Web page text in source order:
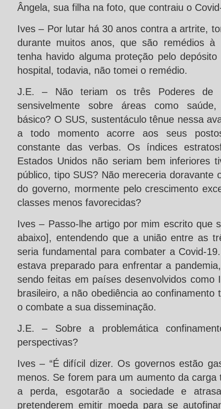
Ângela, sua filha na foto, que contraiu o
Ives – Por lutar há 30 anos contra a artrite,
durante muitos anos, que são remédios à
tenha havido alguma proteção pelo
hospital, todavia, não tomei o remédio.
J.E. – Não teriam os três Poderes de
sensivelmente sobre áreas como saúde,
básico? O SUS, sustentáculo tênue nessa
a todo momento acorre aos seus
constante das verbas. Os índices
Estados Unidos não seriam bem inferiores
público, tipo SUS? Não mereceria doravante
do governo, mormente pelo crescimento
classes menos favorecidas?
Ives – Passo-lhe artigo por mim escrito que
abaixo], entendendo que a união entre as
seria fundamental para combater a Covid-
estava preparado para enfrentar a
sendo feitas em países desenvolvidos como
brasileiro, a não obediência ao confinamento
o combate a sua disseminação.
J.E. – Sobre a problemática
perspectivas?
Ives – “É difícil dizer. Os governos estão
menos. Se forem para um aumento da
a perda, esgotarão a sociedade e
pretenderem emitir moeda para se